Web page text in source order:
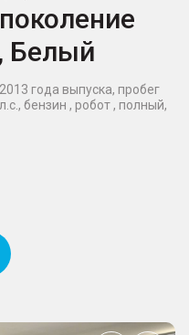
Белый
года выпуска, пробег
бензин , робот , полный,